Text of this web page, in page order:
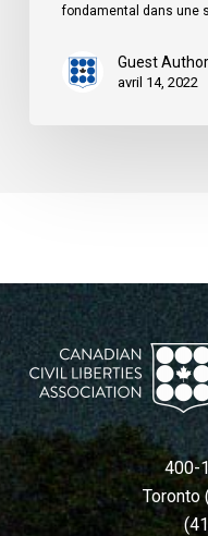
fondamental dans une
Guest Author
avril 14, 2022
400-
Toronto